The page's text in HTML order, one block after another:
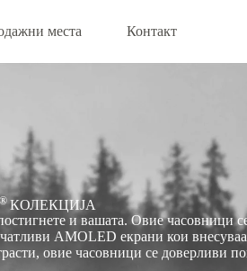
места Контакт
®КОЛЕКЦИЈА
и вашата. Овие часовници
AMOLED екрани кои
овие часовници се доверливи